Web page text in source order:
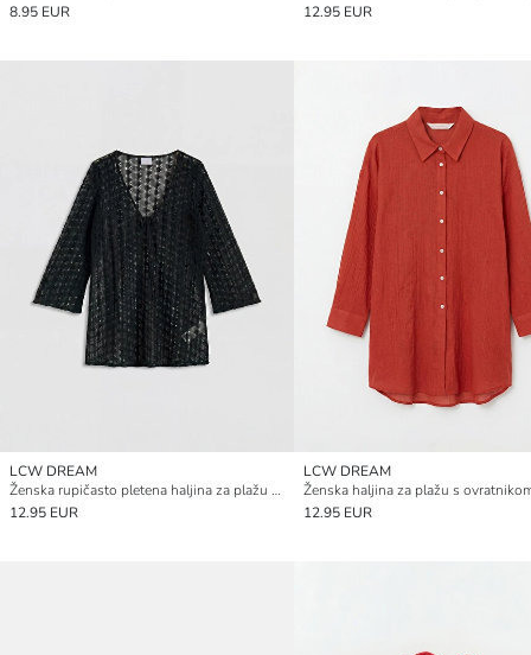
8.95 EUR
12.95 EUR
LCW DREAM
Ženska rupičasto pletena haljina za plažu s V-izrezom
12.95 EUR
LCW DREAM
Ženska haljina za plažu s
12.95 EUR